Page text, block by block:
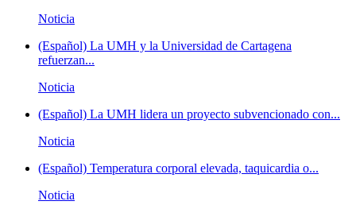
Noticia
(Español) La UMH y la Universidad de Cartagena
refuerzan...
Noticia
(Español) La UMH lidera un proyecto subvencionado con...
Noticia
(Español) Temperatura corporal elevada, taquicardia o...
Noticia